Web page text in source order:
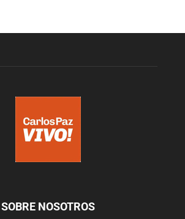
SOBRE NOSOTROS